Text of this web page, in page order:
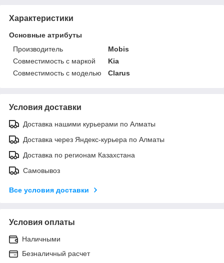
Характеристики
Основные атрибуты
Производитель
Mobis
Совместимость с маркой
Kia
Совместимость с моделью
Clarus
Условия доставки
Доставка нашими курьерами по Алматы
Доставка через Яндекс-курьера по Алматы
Доставка по регионам Казахстана
Самовывоз
Все условия доставки
Условия оплаты
Наличными
Безналичный расчет